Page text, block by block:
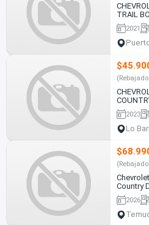
TRAIL
2021
(Rebajado
2023
Lo
(Rebajado
Country
2026